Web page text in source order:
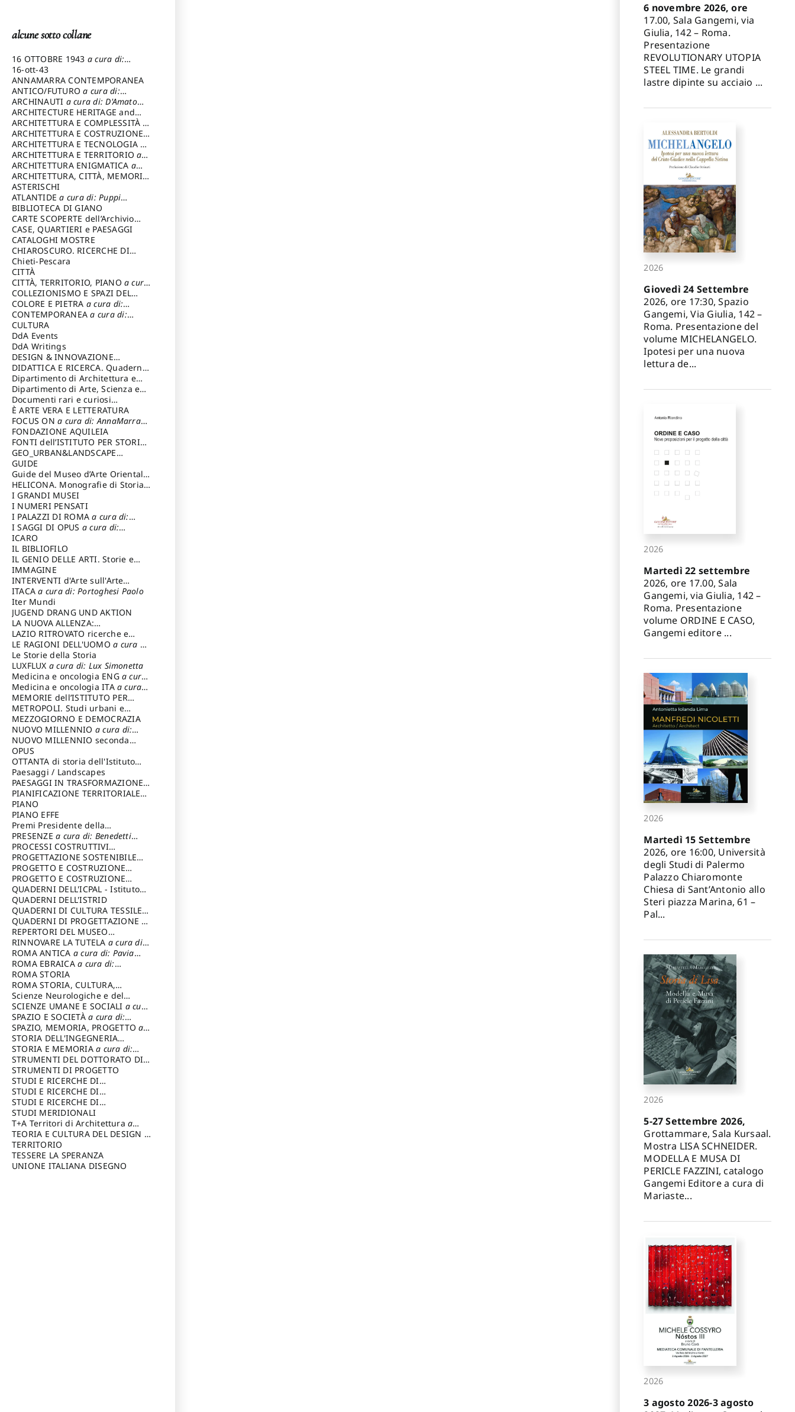
alcune sotto collane
16 OTTOBRE 1943 a cura di:
Pezzetti Marcello
16-ott-43
ANNAMARRA CONTEMPORANEA
ANTICO/FUTUROa cura di:
Varagnoli Claudio
ARCHINAUTI a cura di: D'Amato
Claudio
ARCHITECTURE HERITAGE and
DESIGN
ARCHITETTURA E COMPLESSITÀ a
cura di: Piva Antonio
ARCHITETTURA E COSTRUZIONEa
cura di: Poretti Sergio
ARCHITETTURA E TECNOLOGIA a
cura di: Carrara Gianfranco
ARCHITETTURA E TERRITORIOa
cura di: Pietrogrande Enrico
ARCHITETTURA ENIGMATICA a
cura di: Lenci Ruggero
ARCHITETTURA, CITTÀ, MEMORIA
a cura di: Valeriani Enrico
ASTERISCHI
ATLANTIDEa cura di: Puppi
Lionello
BIBLIOTECA DI GIANO
CARTE SCOPERTE dell’Archivio
Storico Capitolino
CASE, QUARTIERI e PAESAGGI
CATALOGHI MOSTRE
CHIAROSCURO. RICERCHE DI
STORIA E STORIA DELL'ARTE
cura di: Di Carpegna Falconieri
Tommaso
Chieti-Pescara
CITTÀ
CITTÀ, TERRITORIO, PIANO a cura
di: Imbesi Giuseppe
COLLEZIONISMO E SPAZI DEL
COLLEZIONISMO a cura di:
Magnani Lauro
COLORE E PIETRA a cura di:
Selvaggi Giuseppe
CONTEMPORANEAa cura di:
Gubinelli Luna
CULTURA
DdA Events
DdA Writings
DESIGN & INNOVAZIONE
TECNOLOGICAa cura di: Vallicelli
Andrea
DIDATTICA E RICERCA. Quaderni
della Scuola
Dipartimento di Architettura e
Analisi della Città Mediterranea
Dipartimento di Arte, Scienza e
Tecnica del Costuire
Documenti rari e curiosi
dall'Archivio Segreto
È ARTE VERA E LETTERATURA
FOCUS ONa cura di: AnnaMarra
Contemporanea
FONDAZIONE AQUILEIA
FONTI dell’ISTITUTO PER STORIA
DEL RISORGIMENTO
GEO_URBAN&LANDSCAPE
PLANNING (GULP)
Trusiani Elio
GUIDE
Guide del Museo d’Arte Orientale
“Giuseppe Tucci”
HELICONA. Monografie di Storia
dell'Artea cura di: Gallo Marco
I GRANDI MUSEI
I NUMERI PENSATI
I PALAZZI DI ROMAa cura di:
Ippoliti Alessandro
I SAGGI DI OPUS a cura di:
Scalesse Tommaso
ICARO
IL BIBLIOFILO
IL GENIO DELLE ARTI. Storie e
interpretazione
IMMAGINE
INTERVENTI d'Arte sull'Arte
dedicata alla cultura della
conservazione d’arte
Fondazione Paola Droghetti onlus
ITACAa cura di: Portoghesi Paolo
Iter Mundi
JUGEND DRANG UND AKTION
LA NUOVA ALLENZA:
ARCHITETTURA & AMBIENTE
LAZIO RITROVATO ricerche e
restauri
LE RAGIONI DELL'UOMOa cura di:
Lombardi Satriani Luigi
Le Storie della Storia
LUXFLUX a cura di: Lux Simonetta
Medicina e oncologia ENG a cura
di: Lopez Massimo
Medicina e oncologia ITA a cura
di: Lopez Massimo
MEMORIE dell’ISTITUTO PER
STORIA DEL RISORGIMENTO
METROPOLI. Studi urbani e
regionali
MEZZOGIORNO E DEMOCRAZIA
NUOVO MILLENNIO a cura di:
Capaldo Pellegrino
NUOVO MILLENNIO seconda
serie
Francesco
OPUS
OTTANTA di storia dell'Istituto
storia dell’Istitutoa cura di:
Cavalieri Patrizia
Paesaggi / Landscapes
PAESAGGI IN TRASFORMAZIONEa
cura di: Corti Enrico A.
PIANIFICAZIONE TERRITORIALE
URBANISTICA ED AMBIENTALE
cura di: Costa Enrico
PIANO
PIANO EFFE
Premi Presidente della
Repubblica
PRESENZEa cura di: Benedetti
Sandro
PROCESSI COSTRUTTIVI
DELL'ARCHITETTURAa cura di:
Ippoliti Alessandro
PROGETTAZIONE SOSTENIBILE
PARTECIPATA
PROGETTO E COSTRUZIONE
DELL’ARCHITETTURA
PROGETTO E COSTRUZIONE
SOSTENIBILE
QUADERNI DELL'ICPAL - Istituto
centrale per il restauro e la
conservazione del patrimonio
archivistico e librario
QUADERNI DELL'ISTRID
QUADERNI DI CULTURA TESSILEa
cura di: Crispolti Livia
QUADERNI DI PROGETTAZIONE a
cura di: Giura Longo Tommaso
REPERTORI DEL MUSEO
CENTRALE DEL RISORGIMENTOa
cura di: Pizzo Marco
RINNOVARE LA TUTELA a cura di:
Cicalò Enrico
ROMA ANTICA a cura di: Pavia
Carlo
ROMA EBRAICAa cura di:
Procaccia Claudio
ROMA STORIA
ROMA STORIA, CULTURA,
IMMAGINEa cura di: Fagiolo
Marcello
Scienze Neurologiche e del
Comportamento
SCIENZE UMANE E SOCIALI a cura
di: Iannizzi Salvatore
SPAZIO E SOCIETÀa cura di:
Cassetti Roberto
SPAZIO, MEMORIA, PROGETTOa
cura di: Rossi Massimo
STORIA DELL'INGEGNERIA
STRUTTURALE IN ITALIAa cura di:
Poretti Sergio
STORIA E MEMORIAa cura di:
Rossi Lauro
STRUMENTI DEL DOTTORATO DI
RICERCA IN RILIEVO E
RAPPRESENTAZIONE
DELL’ARCHITETTURA E
DELL’AMBIENTEa cura di: Migliari
Riccardo
STRUMENTI DI PROGETTO
STUDI E RICERCHE DI
ARCHEOLOGIA IN SICILIA
di: Pelagatti Paola
STUDI E RICERCHE DI
ARCHITETTURA del Dipartimento
di Architettura Università degli
Studi G. d' Annunzio
STUDI E RICERCHE DI
ARCHITETTURA del Dipartimento
di Architettura Università degli
Studi G. d' Annunzio, Chieti-
Pescaraa cura di: Fusero Paolo
STUDI MERIDIONALI
T+A Territori di Architetturaa
cura di: Ramazzotti Luigi
TEORIA E CULTURA DEL DESIGN a
cura di: Furlanis Giuseppe
TERRITORIO
TESSERE LA SPERANZA
UNIONE ITALIANA DISEGNO
6 novembre 2026, ore
17.00, Sala Gangemi, via
Giulia, 142 – Roma.
Presentazione
REVOLUTIONARY UTOPIA
STEEL TIME. Le grandi
lastre dipinte su acciaio ...
2026
Giovedì 24 Settembre
2026, ore 17:30, Spazio
Gangemi, Via Giulia, 142 –
Roma. Presentazione del
volume MICHELANGELO.
Ipotesi per una nuova
lettura de...
2026
Martedì 22 settembre
2026, ore 17.00, Sala
Gangemi, via Giulia, 142 –
Roma. Presentazione
volume ORDINE E CASO,
Gangemi editore ...
2026
Martedì 15 Settembre
2026, ore 16:00, Università
degli Studi di Palermo
Palazzo Chiaromonte
Chiesa di Sant’Antonio allo
Steri piazza Marina, 61 –
Pal...
2026
5-27 Settembre 2026,
Grottammare, Sala Kursaal.
Mostra LISA SCHNEIDER.
MODELLA E MUSA DI
PERICLE FAZZINI, catalogo
Gangemi Editore a cura di
Mariaste...
2026
3 agosto 2026-3 agosto